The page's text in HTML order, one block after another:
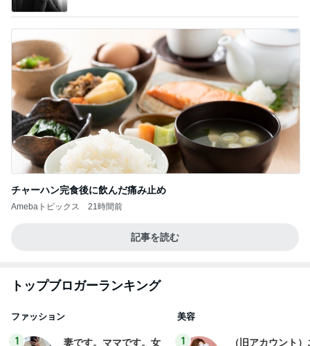
チャーハン完食後に飲んだ痛み止め
Amebaトピックス 21時間前
記事を読む
トップブロガーランキング
ファッション
1
妻です。ママです。女
美容
1
（旧アカウント